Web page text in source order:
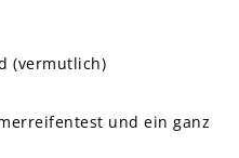
(vermutlich)
und ein ganz